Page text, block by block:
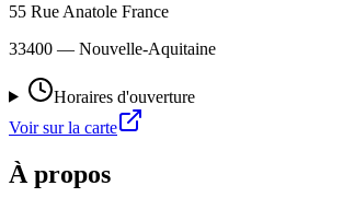
55 Rue Anatole France
33400 — Nouvelle-Aquitaine
Horaires d'ouverture
Voir sur la carte
À propos